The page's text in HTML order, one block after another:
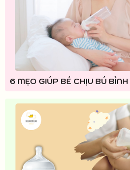
6 MẸO GIÚP BÉ CHỊU BÚ